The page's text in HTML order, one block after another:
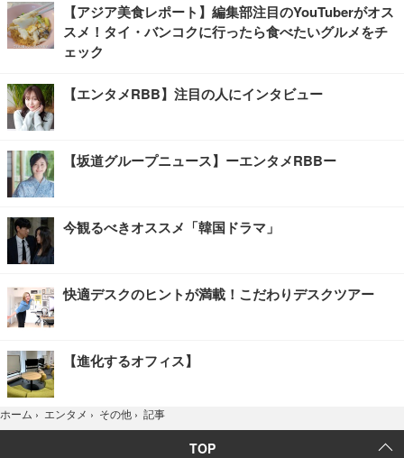
【アジア美食レポート】編集部注目のYouTuberがオス
スメ！タイ・バンコクに行ったら食べたいグルメをチ
ェック
【エンタメRBB】注目の人にインタビュー
【坂道グループニュース】ーエンタメRBBー
今観るべきオススメ「韓国ドラマ」
快適デスクのヒントが満載！こだわりデスクツアー
【進化するオフィス】
ホーム › エンタメ › その他 › 記事
TOP